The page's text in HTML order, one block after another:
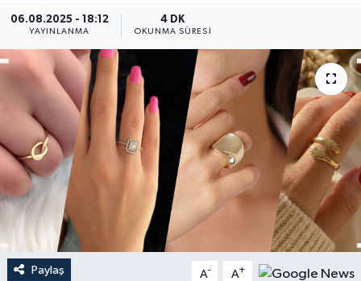
06.08.2025 - 18:12
YAYINLANMA
4 DK
OKUNMA SÜRESI
Paylaş A- A+
SAĞLIK
EĞİTİM
KÜLTÜR SANAT
MAGAZİN
YEREL
Son Dakika Haberleri
Haber Arşivi